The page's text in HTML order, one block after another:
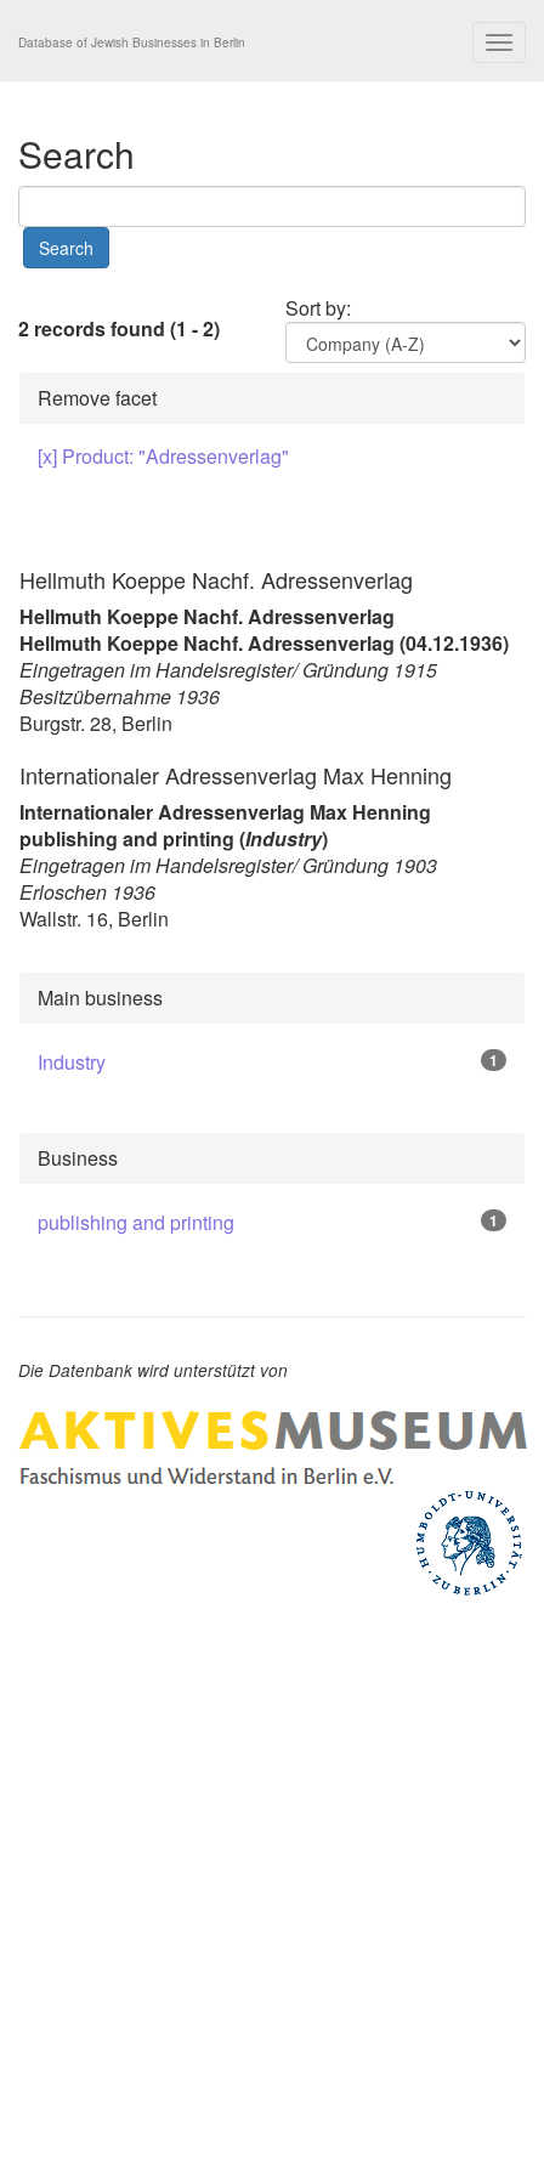
Database of Jewish Businesses in Berlin
Search
Sort by:
2 records found (1 - 2)
Remove facet
[x] Product: "Adressenverlag"
Hellmuth Koeppe Nachf. Adressenverlag
Hellmuth Koeppe Nachf. Adressenverlag
Hellmuth Koeppe Nachf. Adressenverlag (04.12.1936)
Eingetragen im Handelsregister/ Gründung 1915
Besitzübernahme 1936
Burgstr. 28, Berlin
Internationaler Adressenverlag Max Henning
Internationaler Adressenverlag Max Henning
publishing and printing (Industry)
Eingetragen im Handelsregister/ Gründung 1903
Erloschen 1936
Wallstr. 16, Berlin
Main business
Industry 1
Business
publishing and printing 1
Die Datenbank wird unterstützt von